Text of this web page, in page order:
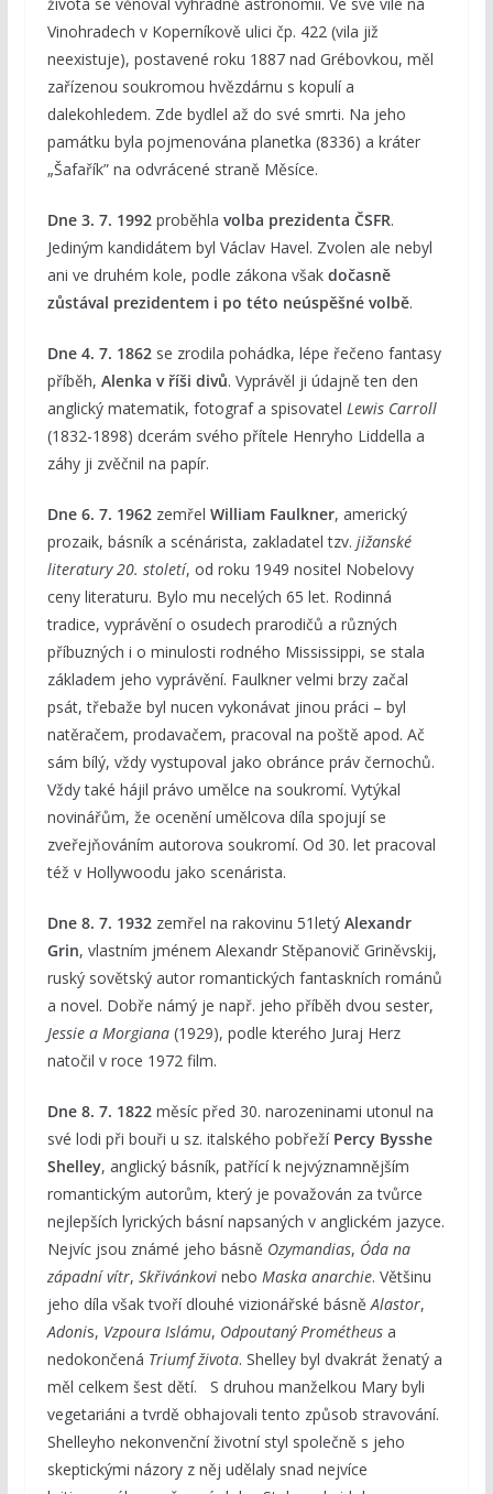
života se věnoval výhradně astronomii. Ve své vile na
Vinohradech v Koperníkově ulici čp. 422 (vila již
neexistuje), postavené roku 1887 nad Grébovkou, měl
zařízenou soukromou hvězdárnu s kopulí a
dalekohledem. Zde bydlel až do své smrti. Na jeho
památku byla pojmenována planetka (8336) a kráter
„Šafařík” na odvrácené straně Měsíce.
Dne 3. 7. 1992proběhla volba prezidenta ČSFR.
Jediným kandidátem byl Václav Havel. Zvolen ale nebyl
ani ve druhém kole, podle zákona však dočasně
zůstával prezidentem i po této neúspěšné volbě.
Dne 4. 7. 1862se zrodila pohádka, lépe řečeno fantasy
příběh, Alenka v říši divů. Vyprávěl ji údajně ten den
anglický matematik, fotograf a spisovatel Lewis Carroll
(1832-1898) dcerám svého přítele Henryho Liddella a
záhy ji zvěčnil na papír.
Dne 6. 7. 1962zemřel William Faulkner, americký
prozaik, básník a scénárista, zakladatel tzv. jižanské
literatury 20. století, od roku 1949 nositel Nobelovy
ceny literaturu. Bylo mu necelých 65 let. Rodinná
tradice, vyprávění o osudech prarodičů a různých
příbuzných i o minulosti rodného Mississippi, se stala
základem jeho vyprávění. Faulkner velmi brzy začal
psát, třebaže byl nucen vykonávat jinou práci – byl
natěračem, prodavačem, pracoval na poště apod. Ač
sám bílý, vždy vystupoval jako obránce práv černochů.
Vždy také hájil právo umělce na soukromí. Vytýkal
novinářům, že ocenění umělcova díla spojují se
zveřejňováním autorova soukromí. Od 30. let pracoval
též v Hollywoodu jako scenárista.
Dne 8. 7. 1932zemřel na rakovinu 51letý Alexandr
Grin, vlastním jménem Alexandr Stěpanovič Griněvskij,
ruský sovětský autor romantických fantaskních románů
a novel. Dobře námý je např. jeho příběh dvou sester,
Jessie a Morgiana(1929), podle kterého Juraj Herz
natočil v roce 1972 film.
Dne 8. 7. 1822měsíc před 30. narozeninami utonul na
své lodi při bouři u sz. italského pobřeží Percy Bysshe
Shelley, anglický básník, patřící k nejvýznamnějším
romantickým autorům, který je považován za tvůrce
nejlepších lyrických básní napsaných v anglickém jazyce.
Nejvíc jsou známé jeho básně Ozymandias, Óda na
západní vítr, Skřivánkovinebo Maska anarchie. Většinu
jeho díla však tvoří dlouhé vizionářské básněAlastor,
Adonis, Vzpoura Islámu, Odpoutaný Prométheusa
nedokončená Triumf života. Shelley byl dvakrát ženatý a
měl celkem šest dětí. S druhou manželkou Mary byli
vegetariáni a tvrdě obhajovali tento způsob stravování.
Shelleyho nekonvenční životní styl společně s jeho
skeptickými názory z něj udělaly snad nejvíce